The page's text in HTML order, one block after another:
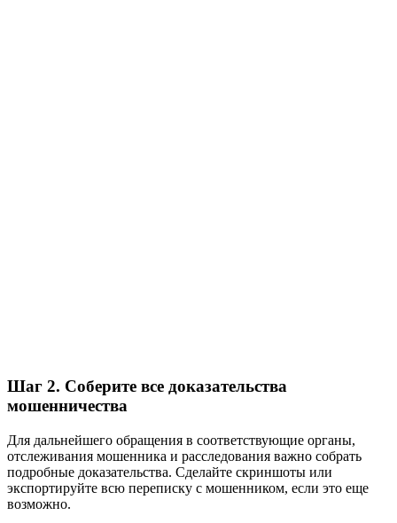
Шаг 2. Соберите все доказательства
мошенничества
Для дальнейшего обращения в соответствующие органы,
отслеживания мошенника и расследования важно собрать
подробные доказательства. Сделайте скриншоты или
экспортируйте всю переписку с мошенником, если это еще
возможно.